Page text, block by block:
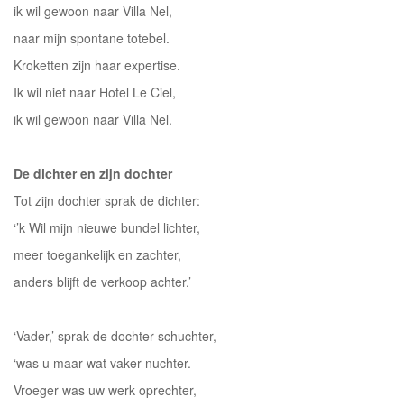
ik wil gewoon naar Villa Nel,
naar mijn spontane totebel.
Kroketten zijn haar expertise.
Ik wil niet naar Hotel Le Ciel,
ik wil gewoon naar Villa Nel.
De dichter en zijn dochter
Tot zijn dochter sprak de dichter:
‘’k Wil mijn nieuwe bundel lichter,
meer toegankelijk en zachter,
anders blijft de verkoop achter.’
‘Vader,’ sprak de dochter schuchter,
‘was u maar wat vaker nuchter.
Vroeger was uw werk oprechter,